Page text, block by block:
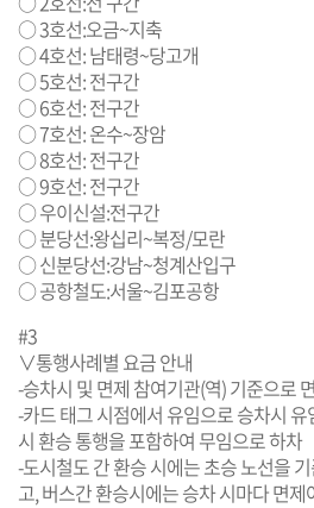
○ 3호선:오금~지축
○ 4호선: 남태령~당고개
○ 5호선: 전구간
○ 6호선: 전구간
○ 7호선: 온수~장암
○ 8호선: 전구간
○ 9호선: 전구간
○ 우이신설:전구간
○ 분당선:왕십리~복정/모란
○ 신분당선:강남~청계산입구
○ 공항철도:서울~김포공항
#3
∨통행사례별 요금 안내
-승차시 및 면제 참여기관(역) 기준으로
-카드 태그 시점에서 유임으로 승차시
시 환승 통행을 포함하여 무임으로 하차
-도시철도 간 환승 시에는 초승 노선을
고, 버스간 환승시에는 승차 시마다 면제